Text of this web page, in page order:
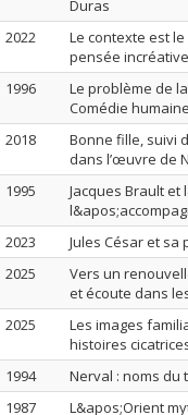
Duras
2022
Le contexte est
pensée
1996
Le problème de
Comédie
2018
Bonne fille, suivi
dans l’œuvre de
1995
Jacques Brault
2023
Jules César et
2025
Vers un
et écoute dans
2025
Les images
histoires
1994
Nerval : noms
1987
L&apos;Orient